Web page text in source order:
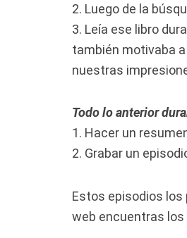
2. Luego de la
3. Leía ese libro
también motivaba
nuestras
Todo lo anterior
1. Hacer un
2. Grabar un
Estos episodios
web encuentras